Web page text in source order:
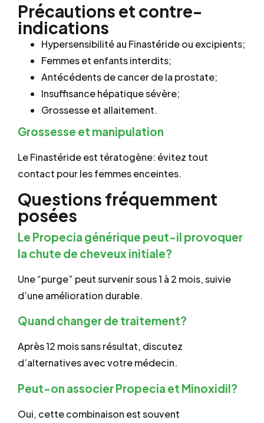
Précautions et contre-
indications
Hypersensibilité au Finastéride ou excipients;
Femmes et enfants interdits;
Antécédents de cancer de la prostate;
Insuffisance hépatique sévère;
Grossesse et allaitement.
Grossesse et manipulation
Le Finastéride est tératogène: évitez tout
contact pour les femmes enceintes.
Questions fréquemment
posées
Le Propecia générique peut-il provoquer
la chute de cheveux initiale?
Une “purge” peut survenir sous 1 à 2 mois, suivie
d’une amélioration durable.
Quand changer de traitement?
Après 12 mois sans résultat, discutez
d’alternatives avec votre médecin.
Peut-on associer Propecia et Minoxidil?
Oui, cette combinaison est souvent